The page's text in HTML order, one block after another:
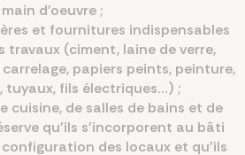
d'oeuvre ;
et fournitures indispensables
travaux (ciment, laine de verre,
papiers peints, peinture,
tuyaux, fils électriques…) ;
cuisine, de salles de bains et de
qu'ils s'incorporent au bâti
des locaux et qu'ils